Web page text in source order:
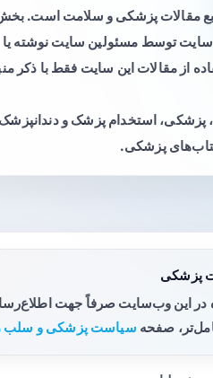
مقالات پزشکی و سلامت است.
سایت توسط مسئولین سایت نوشته یا
از مقالات این سایت فقط با ذکر
پزشکی، استخدام پزشک و
پزشکی
در این وب‌سایت صرفاً جهت
صفحه سیاست پزشکی و سلب